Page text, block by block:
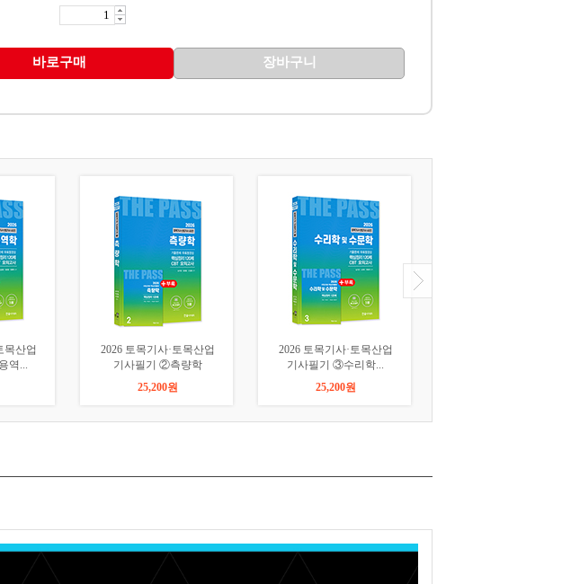
바로구매 장바구니
목산업
역...
2026 토목기사·토목산업
기사필기 ②측량학
25,200원
2026 토목기사·토목산업
기사필기 ③수리학...
25,200원